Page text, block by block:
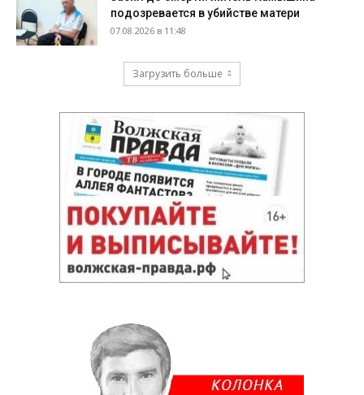
подозревается в убийстве матери
07.08.2026 в 11:48
Загрузить больше